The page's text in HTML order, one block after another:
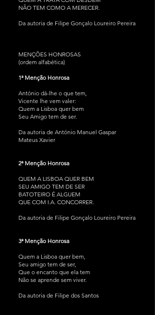
NÃO TEM COMO A MERECER.
Da autoria de Filipe Gonçalo Loureiro Pereira
MENÇÕES HONROSAS
(ordem alfabética)
1ª Menção Honrosa
António dá-lhe o que tem,
Vicente lhe vem valer:
Quem a Lisboa quer bem
Seu Amigo tem de ser.
Da autoria de António Manuel Gaspar
Mateus Xavier
2ª Menção Honrosa
QUEM A LISBOA QUER BEM
SEU AMIGO TEM DE SER
BATOTEIRO É ALGUEM
QUE COM I.A. CONCORRER.
Da autoria de Filipe Gonçalo Loureiro Pereira
3ª Menção Honrosa
Quem a Lisboa quer bem,
Seu amigo tem de ser,
Que o encanto que ela tem
Não se aprende sem viver.
Da autoria de Filipe dos Santos